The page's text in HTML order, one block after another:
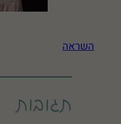
השראה
תגובות